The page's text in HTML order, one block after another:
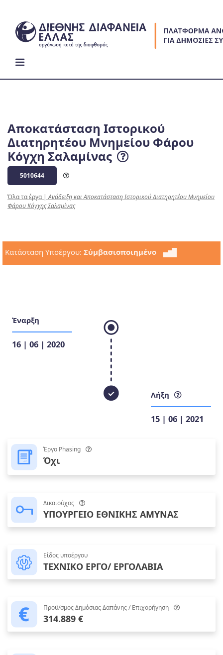
content
Αποκατάσταση Ιστορικού
Διατηρητέου Μνημείου Φάρου
Κόγχη Σαλαμίνας
5010644
Όλα τα έργα|Ανάδειξη και Αποκατάσταση Ιστορικού Διατηρητέου Μνημείου
Φάρου Κόγχης Σαλαμίνας
Κατάσταση Υποέργου: Σύμβασιοποιημένο
Έναρξη
16 | 06 | 2020
Λήξη
15 | 06 | 2021
Έργο Phasing
Όχι
Δικαιούχος
ΥΠΟΥΡΓΕΙΟ ΕΘΝΙΚΗΣ ΑΜΥΝΑΣ
Είδος υποέργου
ΤΕΧΝΙΚΟ ΕΡΓΟ/ ΕΡΓΟΛΑΒΙΑ
Προϋ/σμος Δημόσιας Δαπάνης / Επιχορήγηση
314.889 €